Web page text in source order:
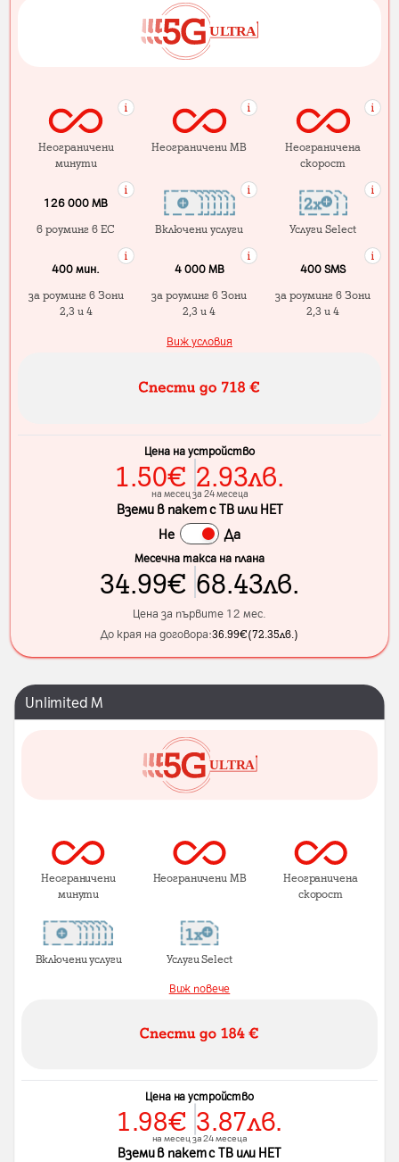
Неограничени
минути
Неограничени MB
Неограничена
скорост
126 000 MB
в роуминг в ЕС
Включени услуги Услуги Select
400 мин.
за роуминг в Зони
2,3 и 4
4 000 МB
за роуминг в Зони
2,3 и 4
400 SMS
за роуминг в Зони
2,3 и 4
Виж условия
Цена на устройство
1.50€ 2.93лв.
на месец за 24 месеца
Вземи в пакет с ТВ или НЕТ
Не
Да
Месечна такса на плана
34.99€ 68.43лв.
Цена за първите 12 мес.
До края на договора:36.99€(72.35лв.)
Unlimited M
Неограничени
минути
Неограничени MB Неограничена
скорост
Включени услуги Услуги Select
Виж повече
Цена на устройство
1.98€ 3.87лв.
на месец за 24 месеца
Вземи в пакет с ТВ или НЕТ